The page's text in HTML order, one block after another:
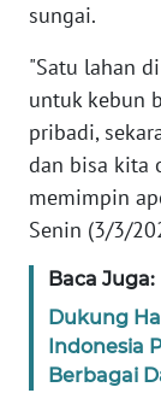
sungai.
"Satu lahan
untuk kebun
pribadi,
dan bisa kita
memimpin
Senin (3/3/
Baca Juga:
Dukung
Indonesia
Berbagai
KARIR
DISCLAIMER
Wahana
News
Regional
SUMUT
WN
JAKARTA